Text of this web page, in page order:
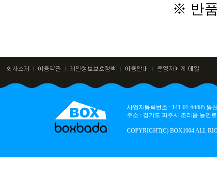
※ 반
사업자등록번호 : 141-01-64485
주소 : 경기도 파주시 조리읍 능안
COPYRIGHT(C) BOX1004 ALL